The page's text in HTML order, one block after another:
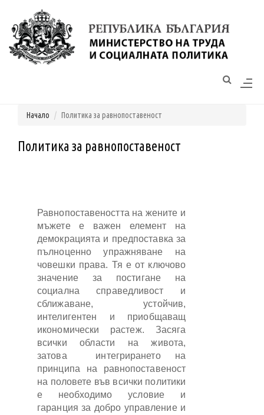
Моля,
обърнете
достъпност.
Начало Политика за равнопоставеност
Политика за равнопоставеност
Равнопоставеността на жените и
мъжете е важен елемент на
демокрацията и предпоставка за
пълноценно упражняване на
човешки права. Тя е от ключово
значение за постигане на
социална справедливост и
сближаване, устойчив,
интелигентен и приобщаващ
икономически растеж. Засяга
всички области на живота,
затова интегрирането на
принципа на равнопоставеност
на половете във всички политики
е необходимо условие и
гаранция за добро управление и